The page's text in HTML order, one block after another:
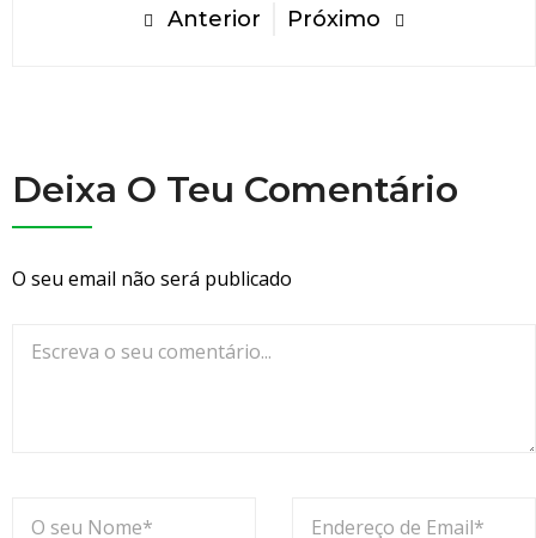
n
Anterior Próximo
Deixa O Teu Comentário
O seu email não será publicado